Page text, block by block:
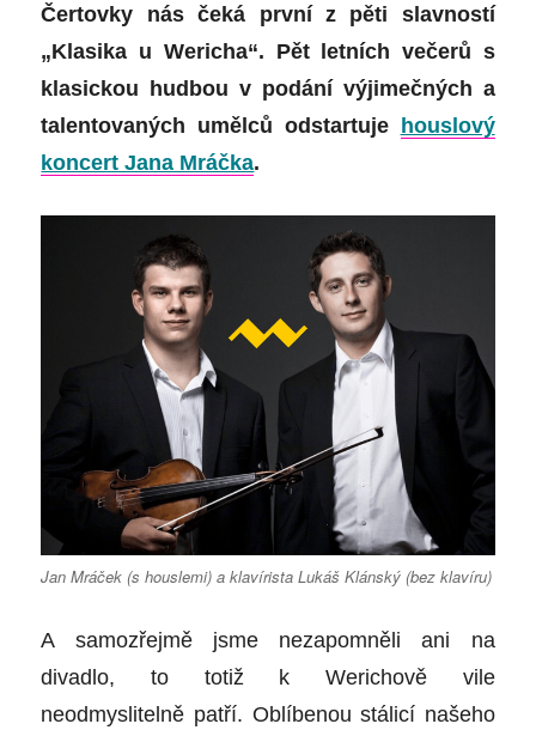
Čertovky nás čeká první z pěti slavností
„Klasika u Wericha“. Pět letních večerů s
klasickou hudbou v podání výjimečných a
talentovaných umělců odstartuje houslový
koncert Jana Mráčka.
Jan Mráček (s houslemi) a klavírista Lukáš Klánský (bez klavíru)
A samozřejmě jsme nezapomněli ani na
divadlo, to totiž k Werichově vile
neodmyslitelně patří. Oblíbenou stálicí našeho